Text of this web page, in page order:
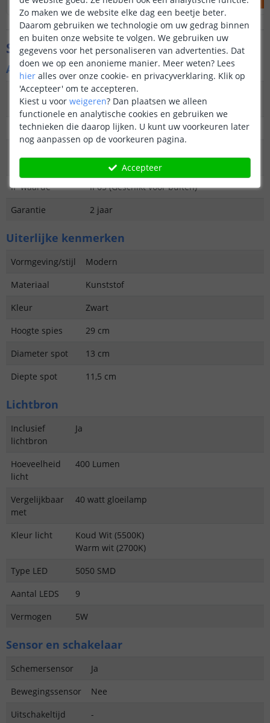
Specificaties
Algemene kenmerken
Type
buitenverlichting
Spot
Functie
Functioneel en decoratief
IP waarde
IP65 (Geschikt voor buiten)
Garantie
2 jaar
Uiterlijke kenmerken
Vormgeving/stijl
Modern
Materiaal
Kunststof
Kleur
Zwart
Hoogte spies
29 cm
Diameter spot
13 cm
Diepte spot
11,5 cm
Lichtbron
Inclusief
lichtbron
Ja
Hoeveelheid
licht
400 Lumen
Vergelijkbaar
met
40 watt gloeilamp
Kleur licht
Koud Wit (5500K)
Warm wit (2700K)
Type LED
5050 SMD
Aantal LEDS
9
Vermogen
5W
Sensor en schakelaar
Schemersensor
Ja
Bewegingssensor
Nee
Uitschakeltijd
-
Zo maken we de website elke dag een beetje beter.
Daarom gebruiken we technologie om uw gedrag binnen
en buiten onze website te volgen. We gebruiken uw
gegevens voor het personaliseren van advertenties. Dat
doen we op een anonieme manier. Meer weten? Lees
hier alles over onze cookie- en privacyverklaring. Klik op
'Accepteer' om te accepteren.
Kiest u voor weigeren? Dan plaatsen we alleen
functionele en analytische cookies en gebruiken we
technieken die daarop lijken. U kunt uw voorkeuren later
nog aanpassen op de voorkeuren pagina.
Accepteer